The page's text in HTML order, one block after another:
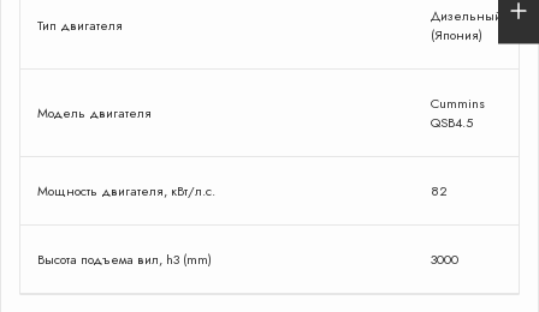
Тип двигателя
Дизельный
(Япония)
Модель двигателя
Cummins
QSB4.5
Мощность двигателя, кВт/л.с. 82
Высота подъема вил, h3 (mm) 3000
конфиденциальности